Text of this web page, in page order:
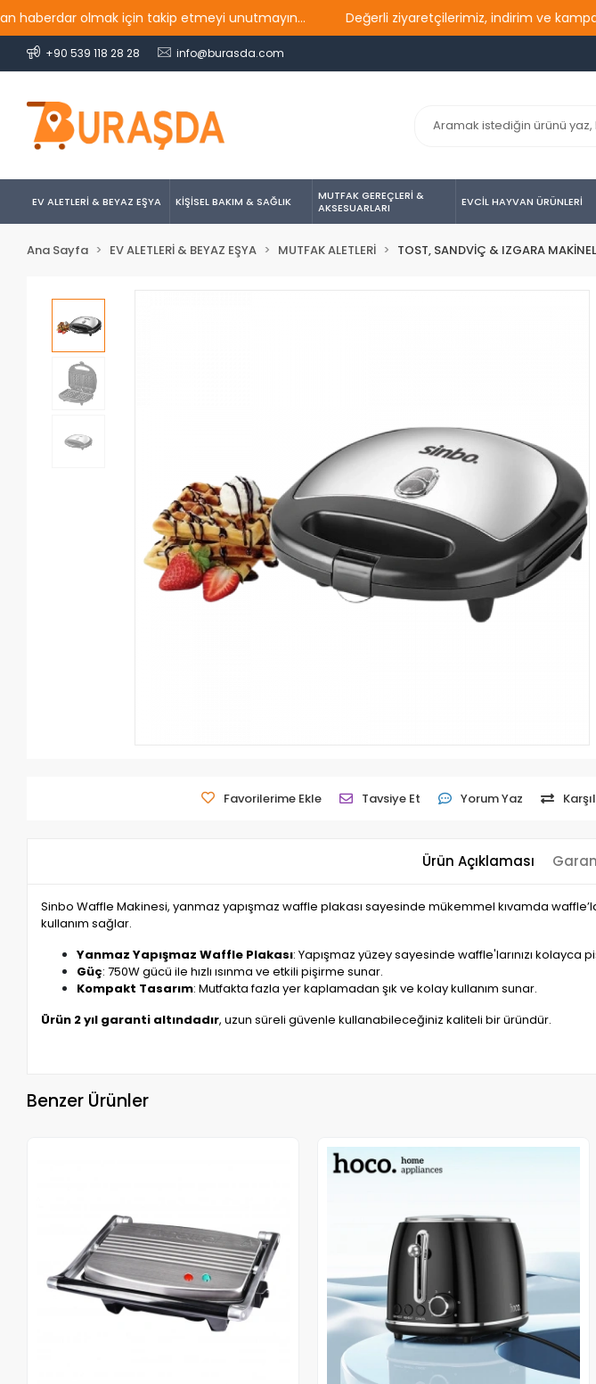
olmak için takip etmeyi unutmayın... Değerli ziyaretçilerimiz, indirim ve
+90 539 118 28 28 info@burasda.com
EV ALETLERİ & BEYAZ EŞYA KİŞİSEL BAKIM & SAĞLIK
MUTFAK GEREÇLERİ &
AKSESUARLARI
EVCİL HAYVAN ÜRÜNLERİ
Ana Sayfa EV ALETLERİ & BEYAZ EŞYA MUTFAK ALETLERİ TOST, SANDVİÇ & IZGARA
Favorilerime Ekle Tavsiye Et Yorum Yaz
Ürün Açıklaması
Sinbo Waffle Makinesi, yanmaz yapışmaz waffle plakası sayesinde mükemmel kıvamda
kullanım sağlar.
Yanmaz Yapışmaz Waffle Plakası: Yapışmaz yüzey sayesinde waffle'larınızı
Güç: 750W gücü ile hızlı ısınma ve etkili pişirme sunar.
Kompakt Tasarım: Mutfakta fazla yer kaplamadan şık ve kolay kullanım sunar.
Ürün 2 yıl garanti altındadır, uzun süreli güvenle kullanabileceğiniz kaliteli bir üründür.
Benzer Ürünler